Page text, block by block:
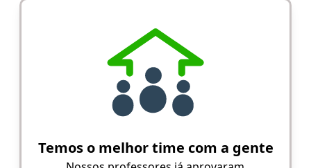
Temos o melhor time com a gente